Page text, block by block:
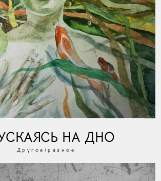
НА ДНО
Другое/разное